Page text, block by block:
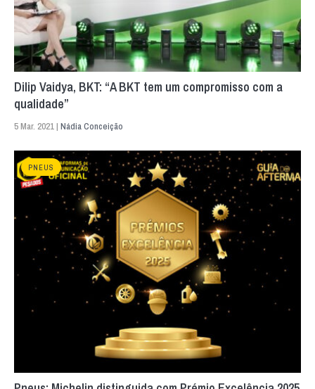
Dilip Vaidya, BKT: “A BKT tem um compromisso com a
qualidade”
5 Mar. 2021 | Nádia Conceição
PNEUS